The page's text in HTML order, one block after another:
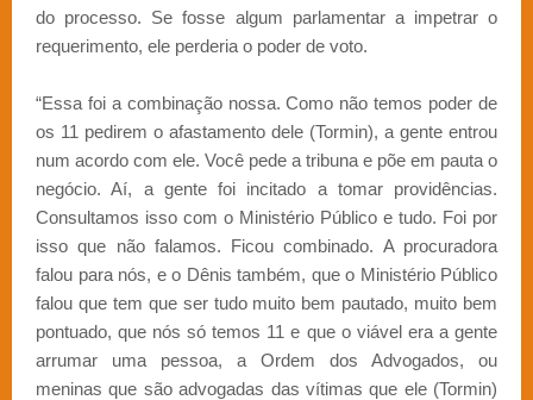
do processo. Se fosse algum parlamentar a impetrar o
requerimento, ele perderia o poder de voto.
“Essa foi a combinação nossa. Como não temos poder de
os 11 pedirem o afastamento dele (Tormin), a gente entrou
num acordo com ele. Você pede a tribuna e põe em pauta o
negócio. Aí, a gente foi incitado a tomar providências.
Consultamos isso com o Ministério Público e tudo. Foi por
isso que não falamos. Ficou combinado. A procuradora
falou para nós, e o Dênis também, que o Ministério Público
falou que tem que ser tudo muito bem pautado, muito bem
pontuado, que nós só temos 11 e que o viável era a gente
arrumar uma pessoa, a Ordem dos Advogados, ou
meninas que são advogadas das vítimas que ele (Tormin)